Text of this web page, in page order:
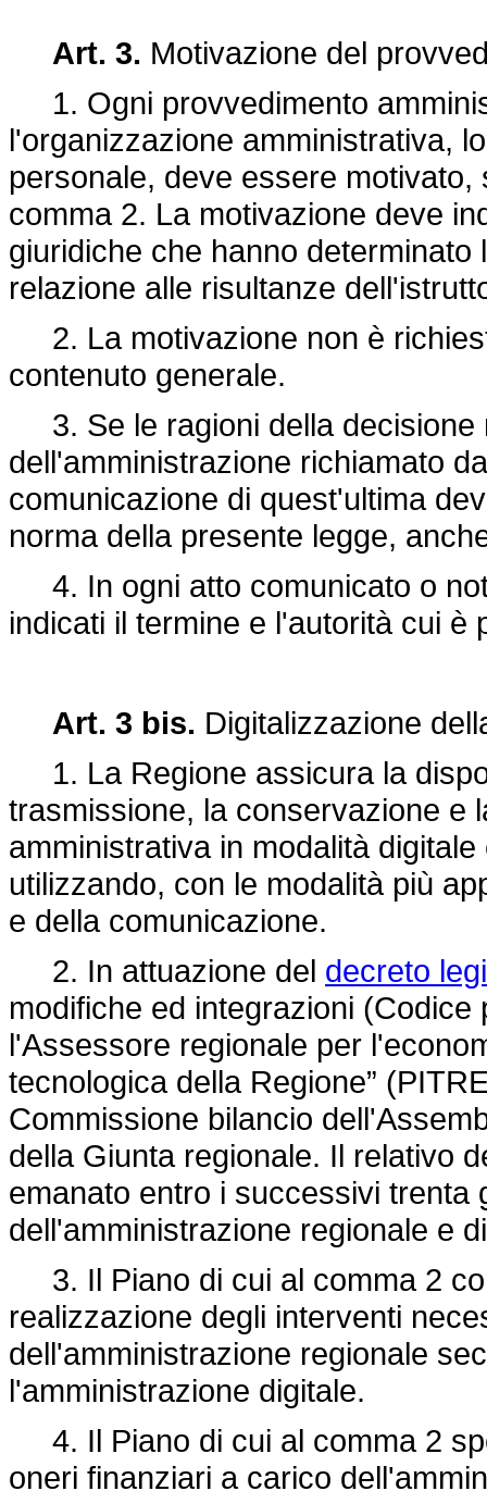
Art. 3. Motivazione del
1. Ogni provvedimento
l'organizzazione amministrativa,
personale, deve essere
comma 2. La motivazione deve
giuridiche che hanno
relazione alle risultanze
2. La motivazione non è
contenuto generale.
3. Se le ragioni della decisione
dell'amministrazione richiamato
comunicazione di quest'ultima
norma della presente legge,
4. In ogni atto comunicato o
indicati il termine e l'autorità cui è
Art. 3 bis. Digitalizzazione
1. La Regione assicura la
trasmissione, la conservazione e
amministrativa in modalità
utilizzando, con le modalità più
e della comunicazione.
2. In attuazione del decreto
modifiche ed integrazioni
l'Assessore regionale per
tecnologica della Regione”
Commissione bilancio
della Giunta regionale. Il relativo
emanato entro i successivi trenta
dell'amministrazione regionale e
3. Il Piano di cui al comma 2
realizzazione degli interventi
dell'amministrazione regionale
l'amministrazione digitale.
4. Il Piano di cui al comma 2
oneri finanziari a carico